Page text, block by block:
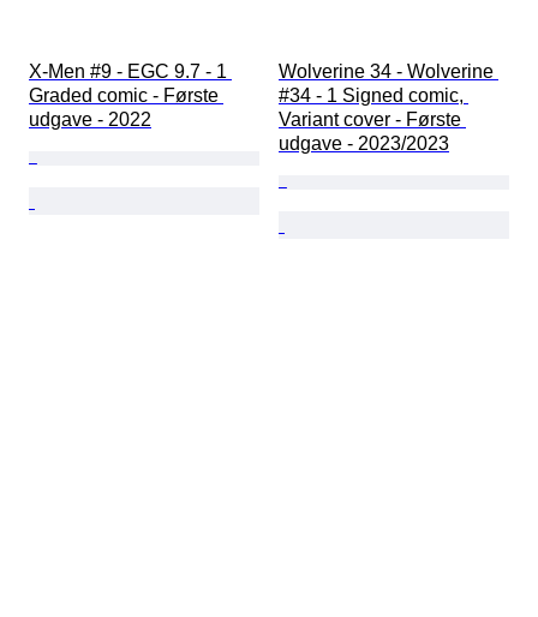
X-Men #9 - EGC 9.7 - 1
Graded comic - Første
udgave - 2022
Wolverine 34 - Wolverine
#34 - 1 Signed comic,
Variant cover - Første
udgave - 2023/2023